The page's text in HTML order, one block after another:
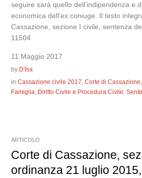
seguire sarà quello dell’indipendenza e
economica dell’ex coniuge. Il testo
Cassazione, sezione I civile, sentenza
11504
11 Maggio 2017
by D'Isa
InCassazione civile 2017,Corte di Cassazione,
Famiglia, Diritto Civile e Procedura Civile,
ARTICOLO
Corte di Cassazione,
ordinanza 21 luglio